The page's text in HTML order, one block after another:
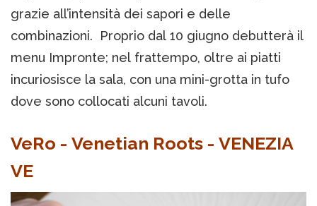
grazie all’intensità dei sapori e delle
combinazioni. Proprio dal 10 giugno debutterà il
menu Impronte; nel frattempo, oltre ai piatti
incuriosisce la sala, con una mini-grotta in tufo
dove sono collocati alcuni tavoli.
VeRo - Venetian Roots - VENEZIA
VE